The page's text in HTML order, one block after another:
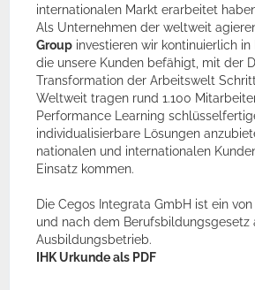
internationalen Markt erarbeitet
Als Unternehmen der weltweit
Group investieren wir kontinuierlich in
die unsere Kunden befähigt, mit der
Transformation der Arbeitswelt
Weltweit tragen rund 1.100
Performance Learning
individualisierbare Lösungen
nationalen und internationalen
Einsatz kommen.
Die Cegos Integrata GmbH ist ein
und nach dem Berufsbildungsgesetz
Ausbildungsbetrieb.
IHK Urkunde als PDF